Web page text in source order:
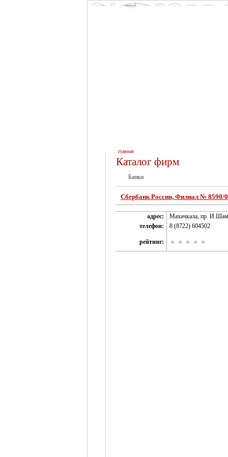
главная
Каталог фирм
Банки
Сбербанк России, Филиал № 8590/
адрес:
Махачкала, пр.
телефон:
8 (8722) 604502
рейтинг: